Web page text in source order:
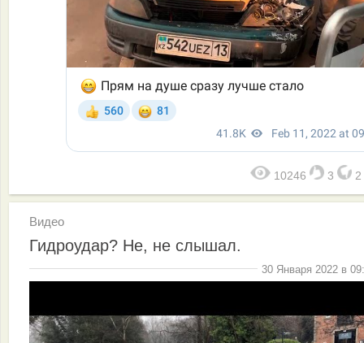
10246 3 2
Видео
Гидроудар? Не, не слышал.
30 Января 2022 в